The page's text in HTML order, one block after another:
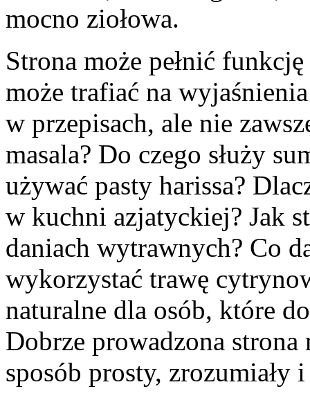
mocno ziołowa.
Strona może pełnić
może trafiać na
w przepisach, ale nie
masala? Do czego służy
używać pasty harissa?
w kuchni azjatyckiej? Jak
daniach wytrawnych? Co
wykorzystać trawę
naturalne dla osób, które
Dobrze prowadzona
sposób prosty, zrozumiały